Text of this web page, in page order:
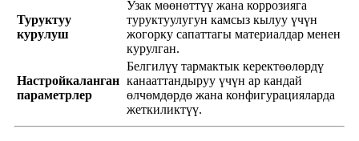
Туруктуу
курулуш
Узак мөөнөттүү жана коррозияга
туруктуулугун камсыз кылуу үчүн
жогорку сапаттагы материалдар менен
курулган.
Настройкаланган
параметрлер
Белгилүү тармактык керектөөлөрдү
канааттандыруу үчүн ар кандай
өлчөмдөрдө жана конфигурацияларда
жеткиликтүү.